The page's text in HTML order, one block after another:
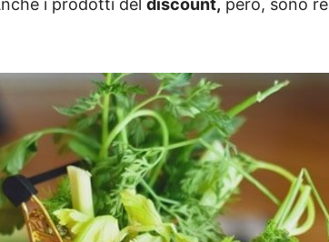
i prodotti del discount, però, sono